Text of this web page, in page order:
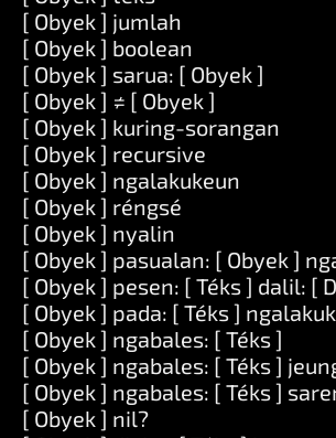
[ Obyek ] jumlah
[ Obyek ] boolean
[ Obyek ] sarua: [ Obyek ]
[ Obyek ] ≠ [ Obyek ]
[ Obyek ] kuring-sorangan
[ Obyek ] recursive
[ Obyek ] ngalakukeun
[ Obyek ] réngsé
[ Obyek ] nyalin
[ Obyek ] pasualan: [ Obyek ]
[ Obyek ] pesen: [ Téks ] dalil: [
[ Obyek ] pada: [ Téks ]
[ Obyek ] ngabales: [ Téks ]
[ Obyek ] ngabales: [ Téks ]
[ Obyek ] ngabales: [ Téks ]
[ Obyek ] nil?